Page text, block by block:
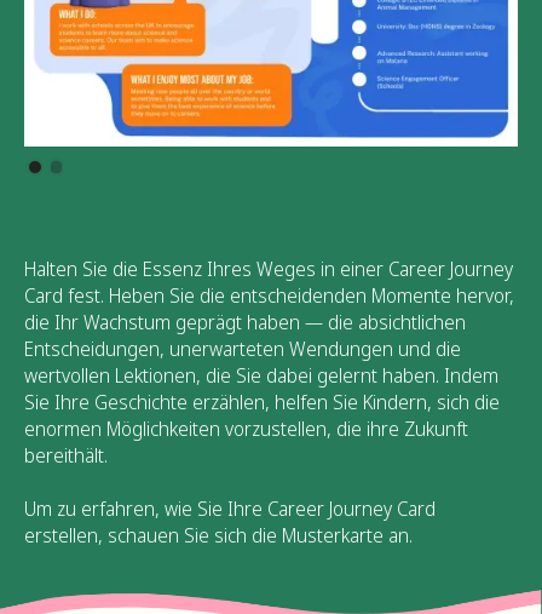
Halten Sie die Essenz Ihres Weges in einer Career Journey
Card fest. Heben Sie die entscheidenden Momente hervor,
die Ihr Wachstum geprägt haben — die absichtlichen
Entscheidungen, unerwarteten Wendungen und die
wertvollen Lektionen, die Sie dabei gelernt haben. Indem
Sie Ihre Geschichte erzählen, helfen Sie Kindern, sich die
enormen Möglichkeiten vorzustellen, die ihre Zukunft
bereithält.
Um zu erfahren, wie Sie Ihre Career Journey Card
erstellen, schauen Sie sich die Musterkarte an.